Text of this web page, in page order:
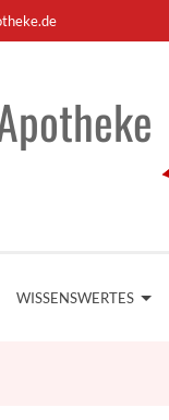
WISSENSWERTES